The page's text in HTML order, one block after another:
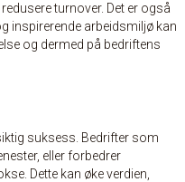
turnover. Det er også
inspirerende arbeidsmiljø kan
og dermed på bedriftens
suksess. Bedrifter som
eller forbedrer
Dette kan øke verdien,